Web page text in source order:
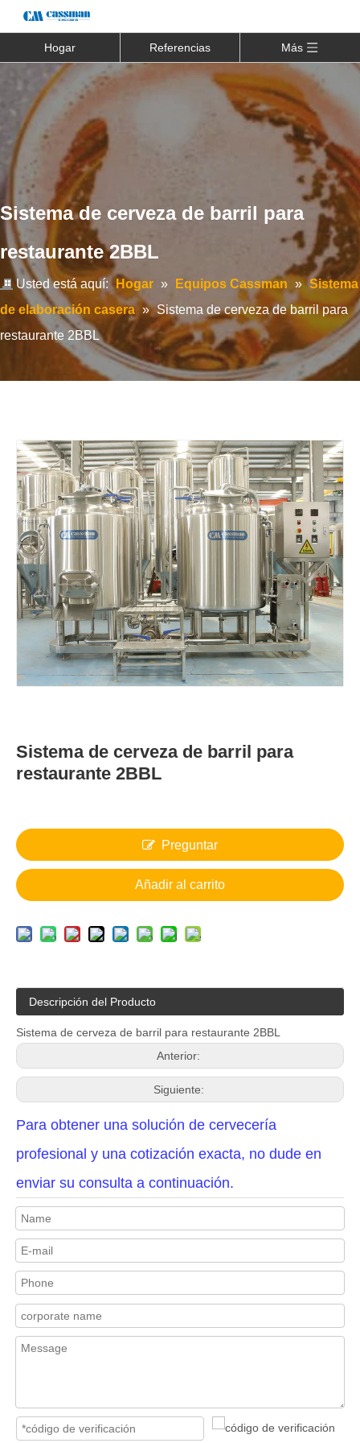
Hogar Referencias Más
Sistema de cerveza de barril para
restaurante 2BBL
Usted está aquí: Hogar » Equipos Cassman » Sistema
de elaboración casera » Sistema de cerveza de barril para
restaurante 2BBL
Sistema de cerveza de barril para
restaurante 2BBL
Preguntar
Añadir al carrito
Descripción del Producto
Sistema de cerveza de barril para restaurante 2BBL
Anterior:
Siguiente:
Para obtener una solución de cervecería
profesional y una cotización exacta, no dude en
enviar su consulta a continuación.